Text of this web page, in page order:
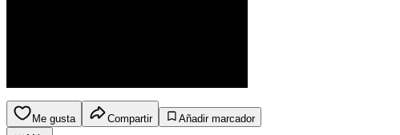
Me gusta Compartir
Añadir marcador